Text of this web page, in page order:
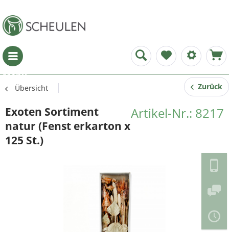
Menü
Übersicht Zurück
Artikel-Nr.: 8217
Exoten Sortiment
natur (Fenst erkarton x
125 St.)